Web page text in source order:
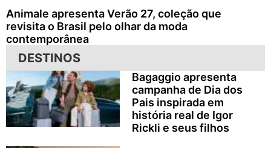
Animale apresenta Verão 27, coleção que
revisita o Brasil pelo olhar da moda
contemporânea
DESTINOS
Bagaggio apresenta
campanha de Dia dos
Pais inspirada em
história real de Igor
Rickli e seus filhos